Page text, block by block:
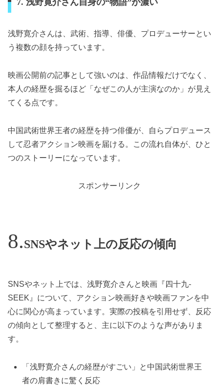
7. 浅野寛介さん自身の“物語”が濃い
浅野寛介さんは、武術、指導、俳優、プロデューサーとい
う複数の顔を持っています。
映画公開前の記事として強いのは、作品情報だけでなく、
本人の経歴を掘るほど「なぜこの人が主演なのか」が見え
てくる点です。
中国武術世界王者の経歴を持つ俳優が、自らプロデュース
して忍者アクション映画を届ける。この流れ自体が、ひと
つのストーリーになっています。
スポンサーリンク
SNSやネット上の反応の傾向
SNSやネット上では、浅野寛介さんと映画『四十九-
SEEK』について、アクション映画好きや映画ファンを中
心に関心が高まっています。実際の投稿を引用せず、反応
の傾向として整理すると、主に以下のような声がありま
す。
「浅野寛介さんの経歴がすごい」と中国武術世界王
者の肩書きに驚く反応